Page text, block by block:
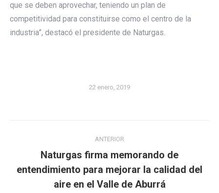
que se deben aprovechar, teniendo un plan de
competitividad para constituirse como el centro de la
industria”, destacó el presidente de Naturgas.
22 enero, 2019
entre
publicaciones
ANTERIOR
Publicación
anterior:
Naturgas firma memorando de
entendimiento para mejorar la calidad del
aire en el Valle de Aburrá